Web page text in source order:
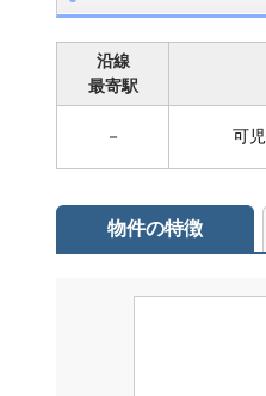
沿線
最寄駅
－ 可
物件の特徴